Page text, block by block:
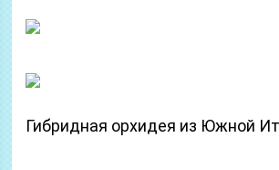
Гибридная орхидея из Южной